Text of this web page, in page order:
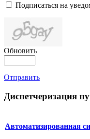
Подписаться на
Обновить
Отправить
Диспетчеризация
Автоматизированная